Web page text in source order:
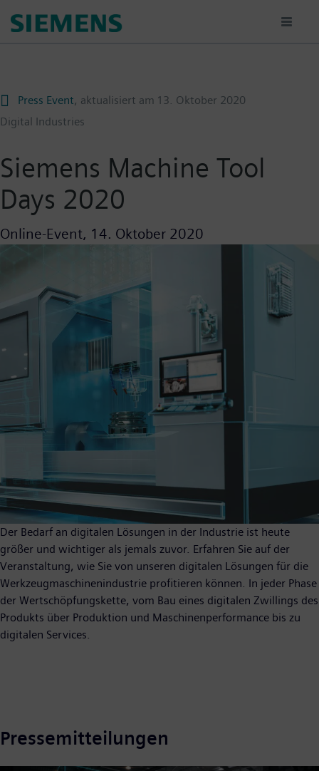
para
Press Event, aktualisiert am 13. Oktober 2020
Digital Industries
Siemens Machine Tool
Days 2020
Online-Event, 14. Oktober 2020
Der Bedarf an digitalen Lösungen in der Industrie ist heute
größer und wichtiger als jemals zuvor. Erfahren Sie auf der
Veranstaltung, wie Sie von unseren digitalen Lösungen für die
Werkzeugmaschinenindustrie profitieren können. In jeder Phase
der Wertschöpfungskette, vom Bau eines digitalen Zwillings des
Produkts über Produktion und Maschinenperformance bis zu
digitalen Services.
Pressemitteilungen